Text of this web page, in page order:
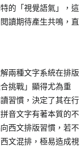
的「視覺語氣」，這
讀期待產生共鳴，直
兩種文字系統在排版
挑戰」顯得尤為重
習慣，決定了其在行
音文字有著本質的不
西文排版習慣，若不
文混排，極易造成視